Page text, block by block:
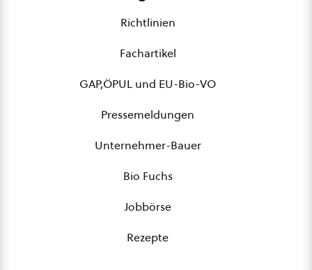
Richtlinien
Fachartikel
GAP,ÖPUL und EU-Bio-VO
Pressemeldungen
Unternehmer-Bauer
Bio Fuchs
Jobbörse
Rezepte